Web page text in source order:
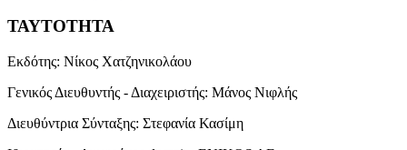
ΤΑΥΤΟΤΗΤΑ
Εκδότης: Νίκος Χατζηνικολάου
Γενικός Διευθυντής - Διαχειριστής: Μάνος Νιφλής
Διευθύντρια Σύνταξης: Στεφανία Κασίμη